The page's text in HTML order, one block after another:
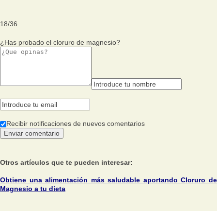
18/36
¿Has probado el cloruro de magnesio?
Recibir notificaciones de nuevos comentarios
Otros artículos que te pueden interesar:
Obtiene una alimentación más saludable aportando Cloruro de
Magnesio a tu dieta